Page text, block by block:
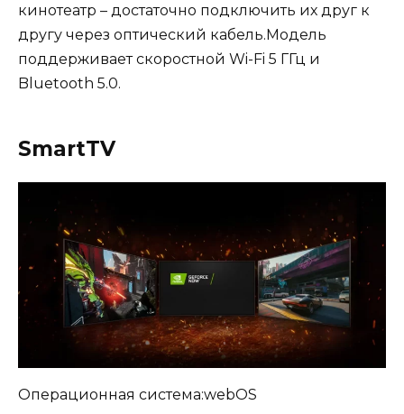
кинотеатр – достаточно подключить их друг к
другу через оптический кабель.Модель
поддерживает скоростной Wi-Fi 5 ГГц и
Bluetooth 5.0.
SmartTV
Операционная система:webOS